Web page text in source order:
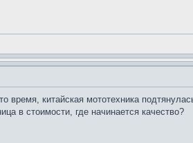
китайская мототехника
в стоимости, где начинается качество?